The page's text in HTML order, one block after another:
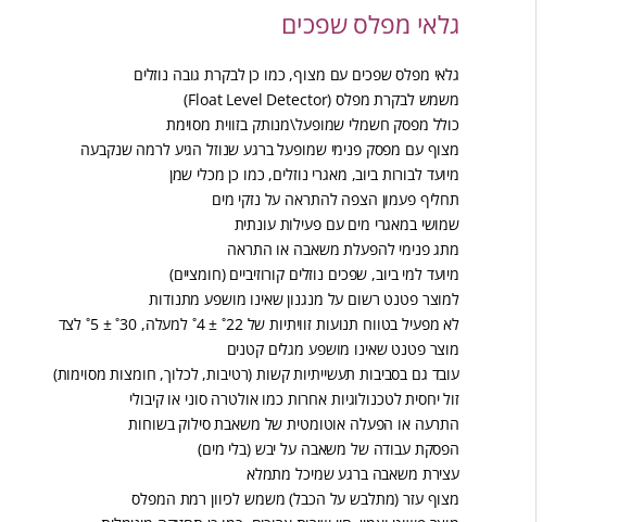
גלאי מפלס שפכים
גלאי מפלס שפכים עם מצוף, כמו כן לבקרת גובה נוזלים
משמש לבקרת מפלס (Float Level Detector)
כולל מפסק חשמלי שמופעל\מנותק בזווית מסוימת
מצוף עם מפסק פנימי שמופעל ברגע שנוזל הגיע לרמה שנקבעה
מיועד לבורות ביוב, מאגרי נוזלים, כמו כן מכלי שמן
תחליף פעמון הצפה להתראה על נזקי מים
שמושי במאגרי מים עם פעילות עונתית
מתג פנימי להפעלת משאבה או התראה
מיועד למי ביוב, שפכים נוזלים קורוזיביים (חומציים)
למוצר פטנט רשום על מנגנון שאינו מושפע מתנודות
לא מפעיל בטווח תנועות זוויתיות של 22˚ ± 4˚ למעלה, 30˚ ± 5˚ לצד
מוצר פטנט שאינו מושפע מגלים קטנים
עובד גם בסביבות תעשייתיות קשות (רטיבות, לכלוך, חומצות מסוימות)
זול יחסית לטכנולוגיות אחרות כמו אולטרה סוני או קיבולי
התרעה או הפעלה אוטומטית של משאבת סילוק בשוחות
הפסקת עבודה של משאבה על יבש (בלי מים)
עצירת משאבה ברגע שמיכל מתמלא
מצוף עזר (מתלבש על הכבל) משמש לכיוון רמת המפלס